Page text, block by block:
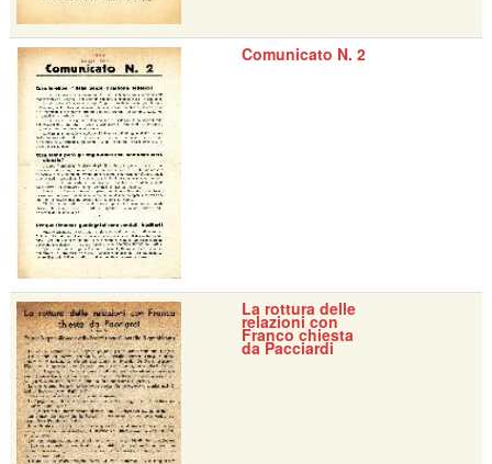
Comunicato N. 2
La rottura delle
relazioni con
Franco chiesta
da Pacciardi